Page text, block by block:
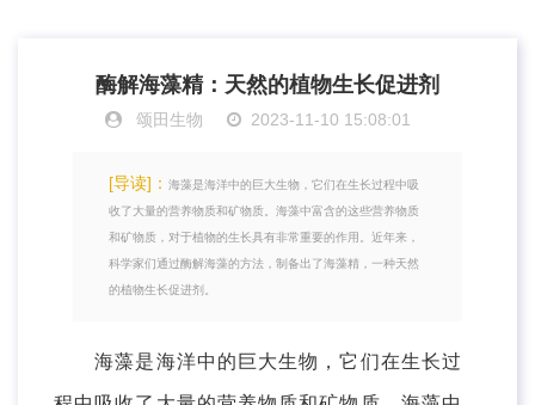
酶解海藻精：天然的植物生长促进剂
颂田生物 2023-11-10 15:08:01
[导读]： 海藻是海洋中的巨大生物，它们在生长过程中吸
收了大量的营养物质和矿物质。海藻中富含的这些营养物质
和矿物质，对于植物的生长具有非常重要的作用。近年来，
科学家们通过酶解海藻的方法，制备出了海藻精，一种天然
的植物生长促进剂。
海藻是海洋中的巨大生物，它们在生长过